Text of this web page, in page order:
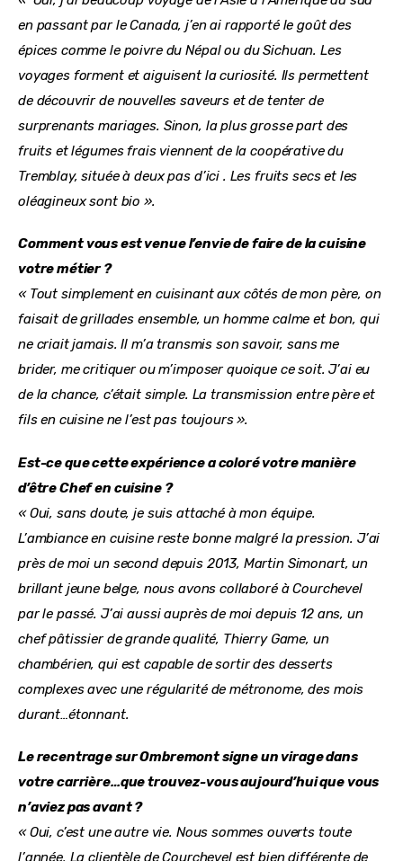
en passant par le Canada, j’en ai rapporté le goût des
épices comme le poivre du Népal ou du Sichuan. Les
voyages forment et aiguisent la curiosité. Ils permettent
de découvrir de nouvelles saveurs et de tenter de
surprenants mariages. Sinon, la plus grosse part des
fruits et légumes frais viennent de la coopérative du
Tremblay, située à deux pas d’ici . Les fruits secs et les
oléagineux sont bio ».
Comment vous est venue l’envie de faire de la cuisine
votre métier ?
« Tout simplement en cuisinant aux côtés de mon père, on
faisait de grillades ensemble, un homme calme et bon, qui
ne criait jamais. Il m’a transmis son savoir, sans me
brider, me critiquer ou m’imposer quoique ce soit. J’ai eu
de la chance, c’était simple. La transmission entre père et
fils en cuisine ne l’est pas toujours ».
Est-ce que cette expérience a coloré votre manière
d’être Chef en cuisine ?
« Oui, sans doute, je suis attaché à mon équipe.
L’ambiance en cuisine reste bonne malgré la pression. J’ai
près de moi un second depuis 2013, Martin Simonart, un
brillant jeune belge, nous avons collaboré à Courchevel
par le passé. J’ai aussi auprès de moi depuis 12 ans, un
chef pâtissier de grande qualité, Thierry Game, un
chambérien, qui est capable de sortir des desserts
complexes avec une régularité de métronome, des mois
durant…étonnant.
Le recentrage sur Ombremont signe un virage dans
votre carrière…que trouvez-vous aujourd’hui que vous
n’aviez pas avant ?
« Oui, c’est une autre vie. Nous sommes ouverts toute
l’année. La clientèle de Courchevel est bien différente de